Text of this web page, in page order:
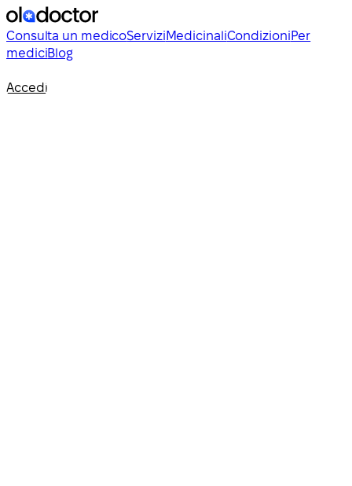
Consulta un medicoServiziMedicinaliCondizioniPer
mediciBlog
Accedi